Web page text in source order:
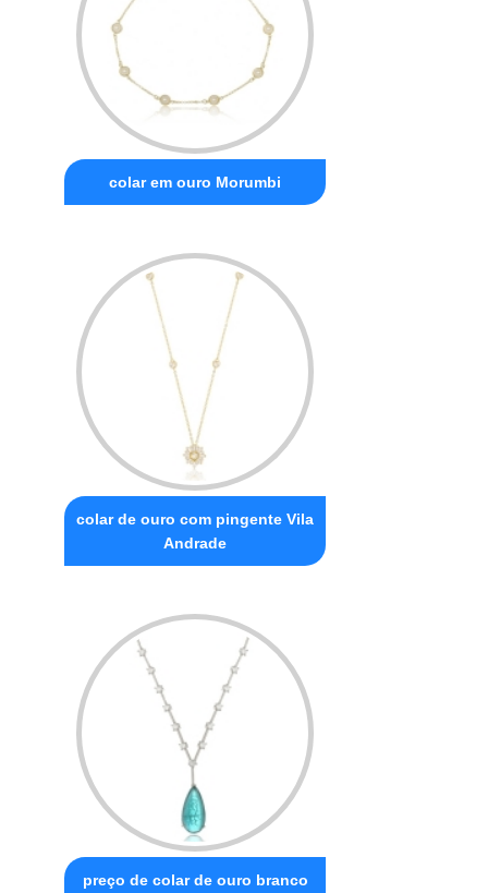
colar em ouro Morumbi
colar de ouro com pingente Vila
Andrade
preço de colar de ouro branco